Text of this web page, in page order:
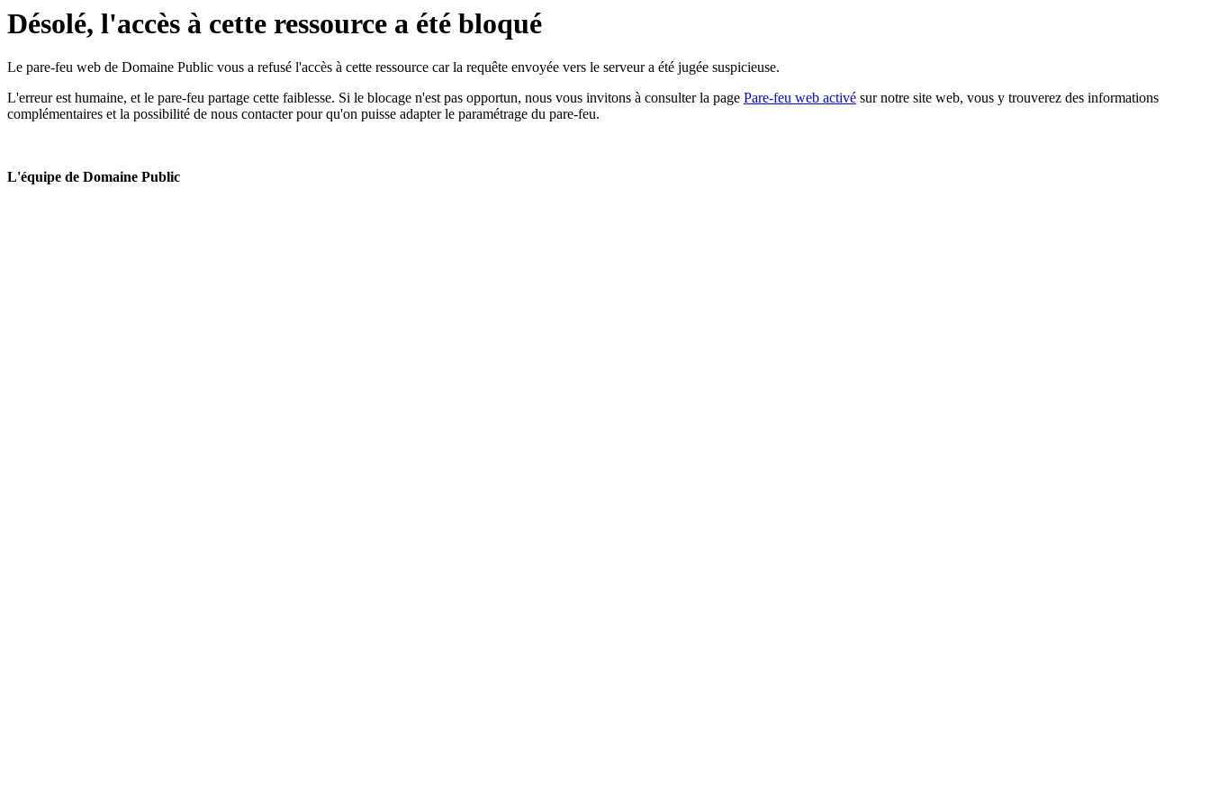
Désolé, l'accès à cette ressource a été bloqué
Le pare-feu web de Domaine Public vous a refusé l'accès à cette ressource car la requête envoyée vers le serveur a été jugée suspicieuse.
L'erreur est humaine, et le pare-feu partage cette faiblesse. Si le blocage n'est pas opportun, nous vous invitons à consulter la page Pare-feu web activé sur notre site web, vous y trouverez des informations
complémentaires et la possibilité de nous contacter pour qu'on puisse adapter le paramétrage du pare-feu.
L'équipe de Domaine Public